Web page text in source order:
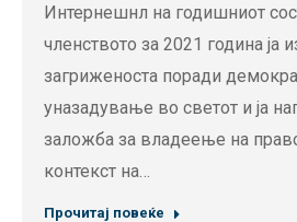
Интернешнл на годишниот
членството за 2021 година ја
загриженоста поради
уназадување во светот и ја
заложба за владеење на
контекст на…
Прочитај повеќе